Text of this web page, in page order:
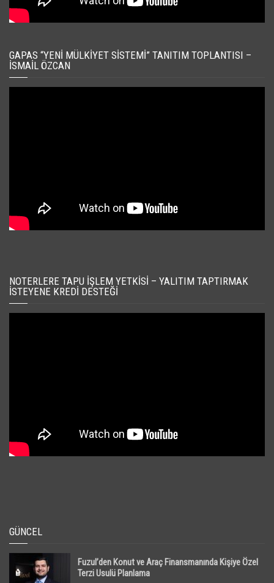
GAPAS “YENI MÜLKIYET SISTEMI” TANITIM TOPLANTISI –
İSMAIL ÖZCAN
NOTERLERE TAPU İŞLEM YETKISI – YALITIM TAPTIRMAK
İSTEYENE KREDI DESTEĞI
GÜNCEL
Fuzul’den Konut ve Araç Finansmanında Kişiye Özel
Terzi Usulü Planlama